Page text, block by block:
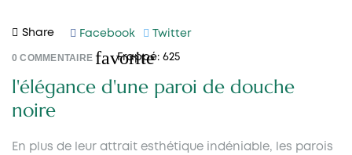
Share Facebook Twitter
0COMMENTAIRE favorite
Frappé: 625
l'élégance d'une paroi de douche
noire
En plus de leur attrait esthétique indéniable, les parois